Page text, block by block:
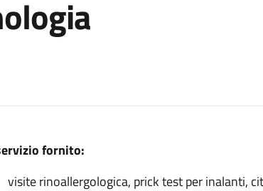
fornito:
visite rinoallergologica, prick test per inalanti,